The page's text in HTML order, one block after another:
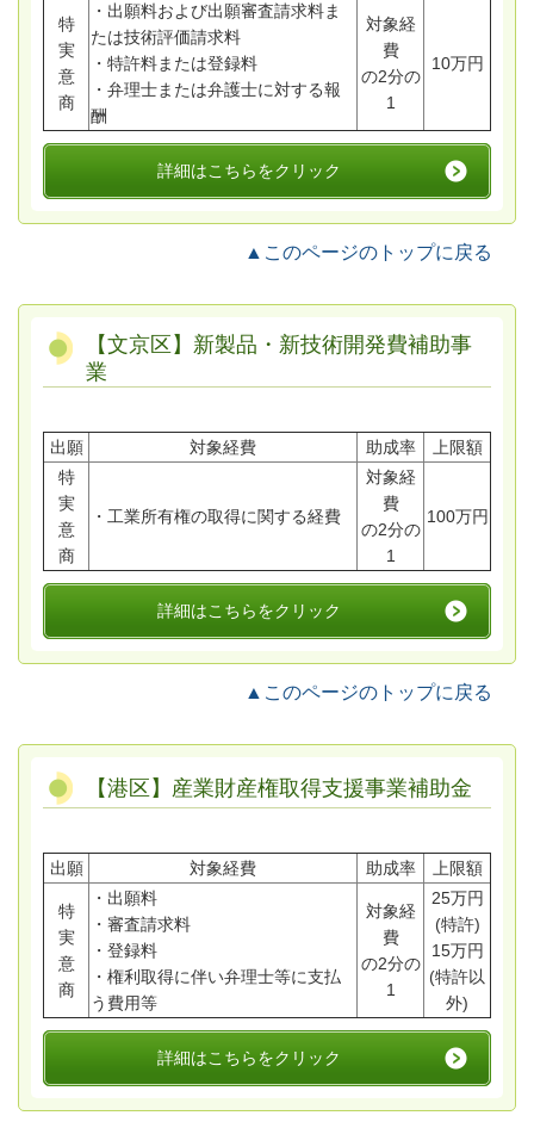
特
実
意
商
・出願料および出願審査請求料ま
たは技術評価請求料
・特許料または登録料
・弁理士または弁護士に対する報
酬
対象経
費
の2分の
1
10万円
詳細はこちらをクリック
▲このページのトップに戻る
【文京区】新製品・新技術開発費補助事
業
出願 対象経費 助成率
上限額
特
実
意
商
・工業所有権の取得に関する経費
対象経
費
の2分の
1
100万円
詳細はこちらをクリック
▲このページのトップに戻る
【港区】産業財産権取得支援事業補助金
出願 対象経費 助成率 上限額
特
実
意
商
・出願料
・審査請求料
・登録料
・権利取得に伴い弁理士等に支払
う費用等
対象経
費
の2分の
1
25万円
(特許)
15万円
(特許以
外)
詳細はこちらをクリック